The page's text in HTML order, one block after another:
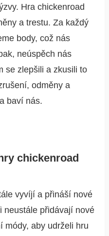
Hra chickenroad
a trestu. Za každý
body, což nás
neúspěch nás
se zlepšili a zkusili to
odměny a
baví nás.
chickenroad
vyvíjí a přináší nové
neustále přidávají nové
módy, aby udrželi hru